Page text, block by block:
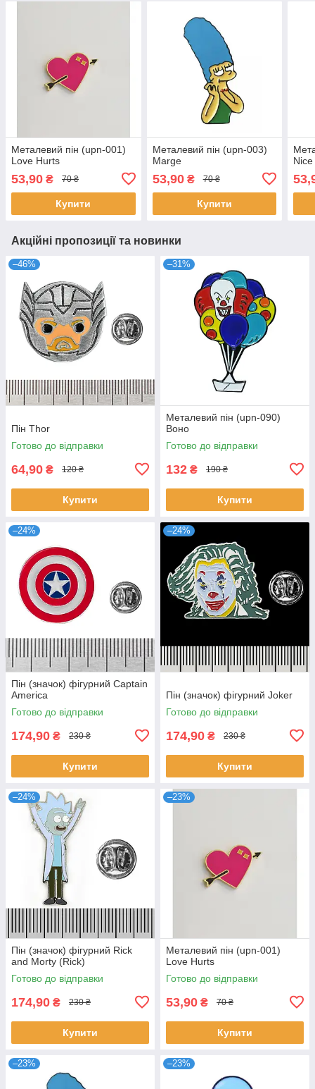
Металевий пін (upn-001)
Love Hurts
53,90 ₴ 70 ₴
Купити
Металевий пін (upn-003)
Marge
53,90₴ 70 ₴
Купити
Акційні пропозиції та новинки
–46%
Пін Thor
Готово до відправки
64,90 ₴ 120 ₴
Купити
–31%
Металевий пін (upn-090)
Воно
Готово до відправки
132 ₴ 190 ₴
Купити
–24%
Пін (значок) фігурний Captain
America
Готово до відправки
174,90 ₴ 230 ₴
Купити
–24%
Пін (значок) фігурний Joker
Готово до відправки
174,90 ₴ 230 ₴
Купити
–24%
Пін (значок) фігурний Rick
and Morty (Rick)
Готово до відправки
174,90 ₴ 230 ₴
Купити
–23%
Металевий пін (upn-001)
Love Hurts
Готово до відправки
53,90 ₴ 70 ₴
Купити
–23% –23%